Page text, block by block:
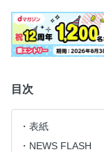
目次
表紙
NEWS FLASH